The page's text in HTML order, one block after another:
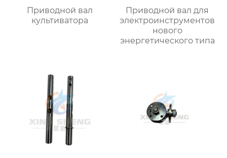
Приводной вал
культиватора
Приводной вал для
электроинструментов
нового
энергетического типа